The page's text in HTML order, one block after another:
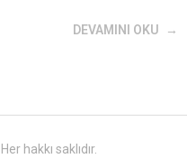
DEVAMINI OKU
hakkı saklıdır.